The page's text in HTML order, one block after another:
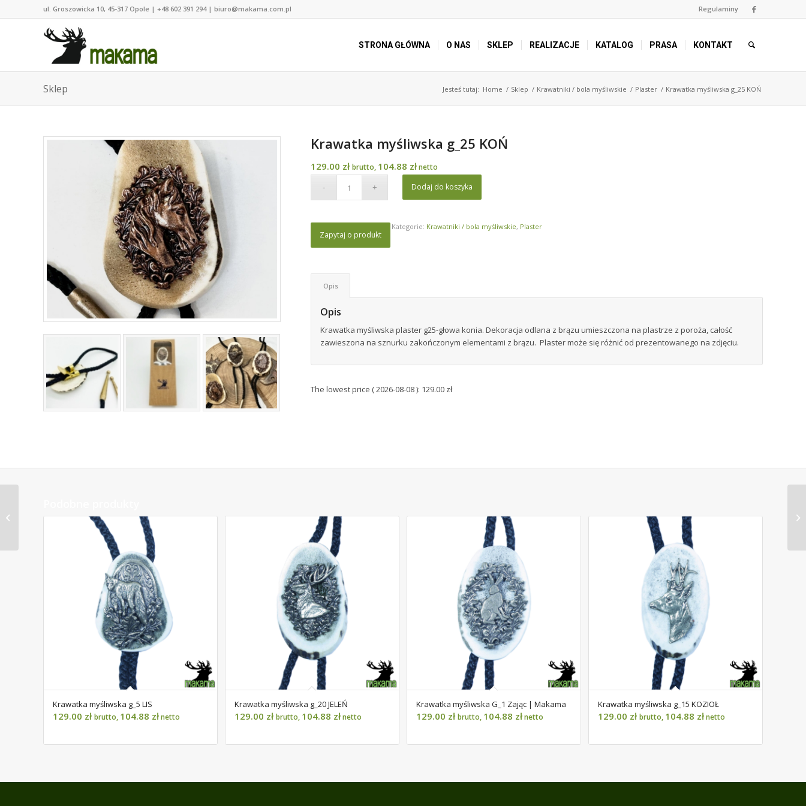
Regulaminy
ul. Groszowicka 10, 45-317 Opole | +48 602 391 294 | biuro@makama.com.pl
STRONA GŁÓWNA O NAS SKLEP REALIZACJE KATALOG PRASA KONTAKT
Sklep Jesteś tutaj: Home / Sklep / Krawatniki / bola myśliwskie / Plaster / Krawatka myśliwska g_25 KOŃ
Krawatka myśliwska g_25 KOŃ
129.00 zł brutto, 104.88 złnetto
Dodaj do koszyka
Kategorie: Krawatniki / bola myśliwskie, Plaster
Zapytaj o produkt
Opis
Opis
Krawatka myśliwska plaster g25-głowa konia. Dekoracja odlana z brązu umieszczona na plastrze z poroża, całość
zawieszona na sznurku zakończonym elementami z brązu. Plaster może się różnić od prezentowanego na zdjęciu.
The lowest price (2026-08-08): 129.00 zł
Krawatka myśliwska g_5 LIS
129.00 zł brutto, 104.88 złnetto
Krawatka myśliwska g_20 JELEŃ
129.00 zł brutto, 104.88 złnetto
Krawatka myśliwska G_1 Zając | Makama
129.00 zł brutto, 104.88 złnetto
Krawatka myśliwska g_15 KOZIOŁ
129.00 zł brutto, 104.88 złnetto